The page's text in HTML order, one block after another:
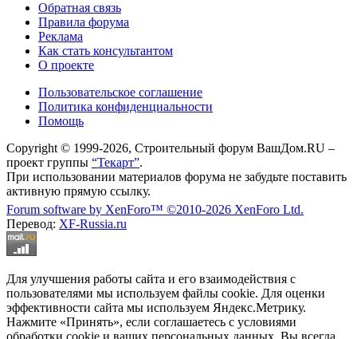
Обратная связь
Правила форума
Реклама
Как стать консультантом
О проекте
Пользовательское соглашение
Политика конфиденциальности
Помощь
Copyright © 1999-2026, Строительный форум ВашДом.RU –
проект группы “Текарт”.
При использовании материалов форума не забудьте поставить
активную прямую ссылку.
Forum software by XenForo™ ©2010-2026 XenForo Ltd.
Перевод: XF-Russia.ru
Для улучшения работы сайта и его взаимодействия с
пользователями мы используем файлы cookie. Для оценки
эффективности сайта мы используем Яндекс.Метрику.
Нажмите «Принять», если соглашаетесь с условиями
обработки cookie и ваших персональных данных. Вы всегда